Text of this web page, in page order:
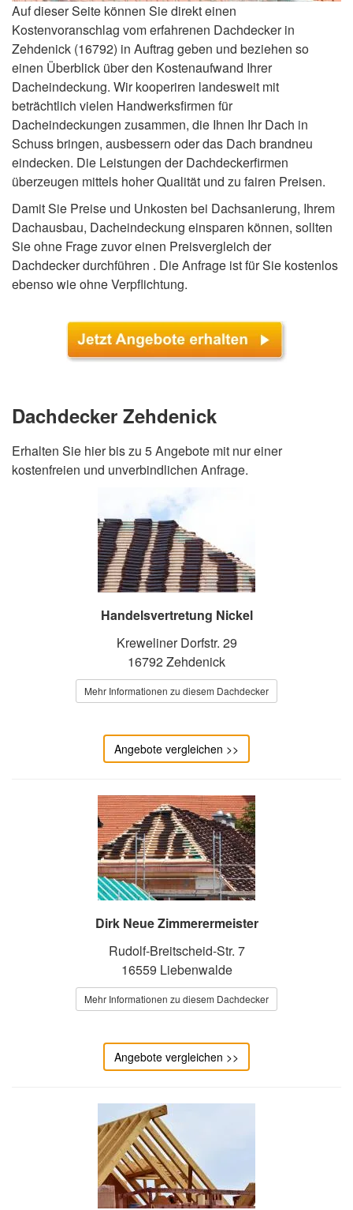
Auf dieser Seite können Sie direkt einen
Kostenvoranschlag vom erfahrenen Dachdecker in
Zehdenick (16792) in Auftrag geben und beziehen so
einen Überblick über den Kostenaufwand Ihrer
Dacheindeckung. Wir kooperiren landesweit mit
beträchtlich vielen Handwerksfirmen für
Dacheindeckungen zusammen, die Ihnen Ihr Dach in
Schuss bringen, ausbessern oder das Dach brandneu
eindecken. Die Leistungen der Dachdeckerfirmen
überzeugen mittels hoher Qualität und zu fairen Preisen.
Damit Sie Preise und Unkosten bei Dachsanierung, Ihrem
Dachausbau, Dacheindeckung einsparen können, sollten
Sie ohne Frage zuvor einen Preisvergleich der
Dachdecker durchführen . Die Anfrage ist für Sie kostenlos
ebenso wie ohne Verpflichtung.
Dachdecker Zehdenick
Erhalten Sie hier bis zu 5 Angebote mit nur einer
kostenfreien und unverbindlichen Anfrage.
Handelsvertretung Nickel
Kreweliner Dorfstr. 29
16792 Zehdenick
Mehr Informationen zu diesem Dachdecker
Angebote vergleichen >>
Dirk Neue Zimmerermeister
Rudolf-Breitscheid-Str. 7
16559 Liebenwalde
Mehr Informationen zu diesem Dachdecker
Angebote vergleichen >>